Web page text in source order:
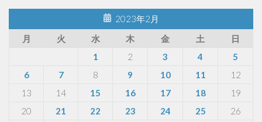
2023年2月
月
火 水 木 金 土
日
1
2 3 4
5
6
7 8 9 10 11
12
13
14 15 16 17 18
19
20
21 22 23 24 25
26